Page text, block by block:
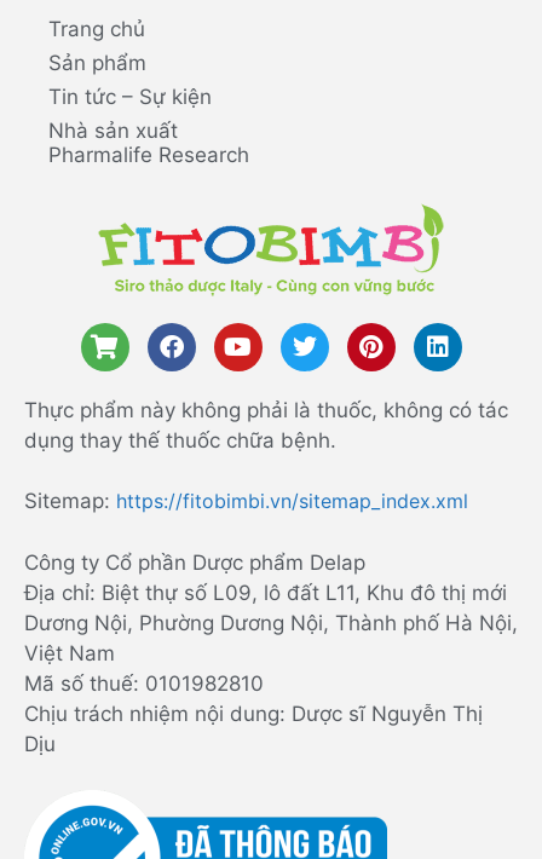
Trang chủ
Sản phẩm
Tin tức – Sự kiện
Nhà sản xuất
Pharmalife Research
Thực phẩm này không phải là thuốc, không có tác
dụng thay thế thuốc chữa bệnh.
Sitemap: https://fitobimbi.vn/sitemap_index.xml
Công ty Cổ phần Dược phẩm Delap
Địa chỉ: Biệt thự số L09, lô đất L11, Khu đô thị mới
Dương Nội, Phường Dương Nội, Thành phố Hà Nội,
Việt Nam
Mã số thuế: 0101982810
Chịu trách nhiệm nội dung: Dược sĩ Nguyễn Thị
Dịu